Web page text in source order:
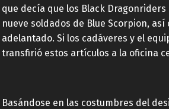
que decía que los Black
nueve soldados de Blue Scorpion,
adelantado. Si los cadáveres y el
transfirió estos artículos a la oficina
Basándose en las costumbres del